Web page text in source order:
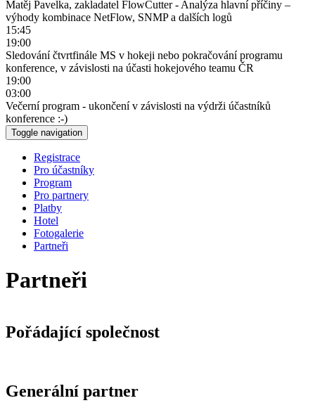
Matěj Pavelka, zakladatel FlowCutter - Analýza hlavní příčiny –
výhody kombinace NetFlow, SNMP a dalších logů
15:45
19:00
Sledování čtvrtfinále MS v hokeji nebo pokračování programu
konference, v závislosti na účasti hokejového teamu ČR
19:00
03:00
Večerní program - ukončení v závislosti na výdrži účastníků
konference :-)
Toggle navigation
Registrace
Pro účastníky
Program
Pro partnery
Platby
Hotel
Fotogalerie
Partneři
Partneři
Pořádající společnost
Generální partner